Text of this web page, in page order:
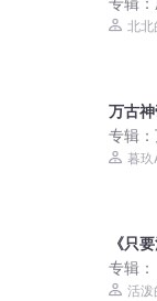
子莱北北
万古
专辑：
（三暮玖
《只
专辑：
活泼